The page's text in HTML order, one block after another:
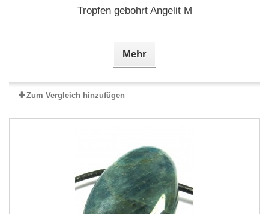
Tropfen gebohrt Angelit M
Mehr
Zum Vergleich hinzufügen